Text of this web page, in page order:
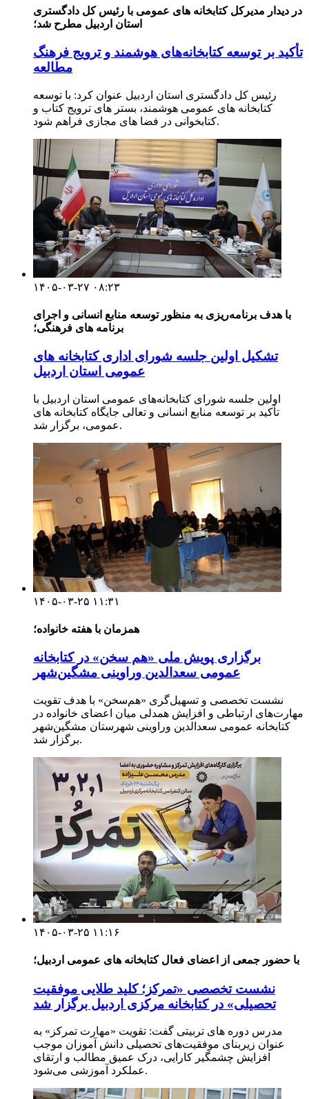
در دیدار مدیرکل کتابخانه های عمومی با رئیس کل دادگستری
استان اردبیل مطرح شد؛
تأکید بر توسعه کتابخانه‌های هوشمند و ترویج فرهنگ
مطالعه
رئیس کل دادگستری استان اردبیل عنوان کرد: با توسعه
کتابخانه های عمومی هوشمند، بستر های ترویج کتاب و
کتابخوانی در فضا های مجازی فراهم شود.
۱۴۰۵-۰۳-۲۷ ۰۸:۲۳
با هدف برنامه‌ریزی به منظور توسعه منابع انسانی و اجرای
برنامه های فرهنگی؛
تشکیل اولین جلسه شورای اداری کتابخانه های
عمومی استان اردبیل
اولین جلسه شورای کتابخانه‌های عمومی استان اردبیل با
تأکید بر توسعه منابع انسانی و تعالی جایگاه کتابخانه های
عمومی، برگزار شد.
۱۴۰۵-۰۳-۲۵ ۱۱:۳۱
همزمان با هفته خانواده؛
برگزاری پویش ملی «هم سخن» در کتابخانه
عمومی سعدالدین وراوینی مشگین‌شهر
نشست تخصصی و تسهیل‌گری «هم‌سخن» با هدف تقویت
مهارت‌های ارتباطی و افزایش همدلی میان اعضای خانواده در
کتابخانه عمومی سعدالدین وراوینی شهرستان مشگین‌شهر
برگزار شد.
۱۴۰۵-۰۳-۲۵ ۱۱:۱۶
با حضور جمعی از اعضای فعال کتابخانه های عمومی اردبیل؛
نشست تخصصی «تمرکز؛ کلید طلایی موفقیت
تحصیلی» در کتابخانه مرکزی اردبیل برگزار شد
مدرس دوره های تربیتی گفت: تقویت «مهارت تمرکز» به
عنوان زیربنای موفقیت‌های تحصیلی دانش آموزان موجب
افزایش چشمگیر کارایی، درک عمیق مطالب و ارتقای
عملکرد آموزشی می‌شود.